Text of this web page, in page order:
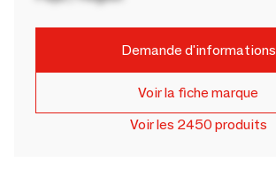
Demande d'informations
Voir la fiche marque
Voir les 2450 produits